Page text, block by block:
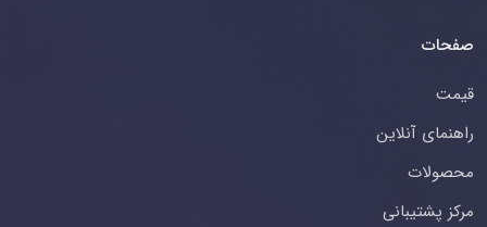
صفحات
قیمت
راهنمای آنلاین
محصولات
مرکز پشتیبانی